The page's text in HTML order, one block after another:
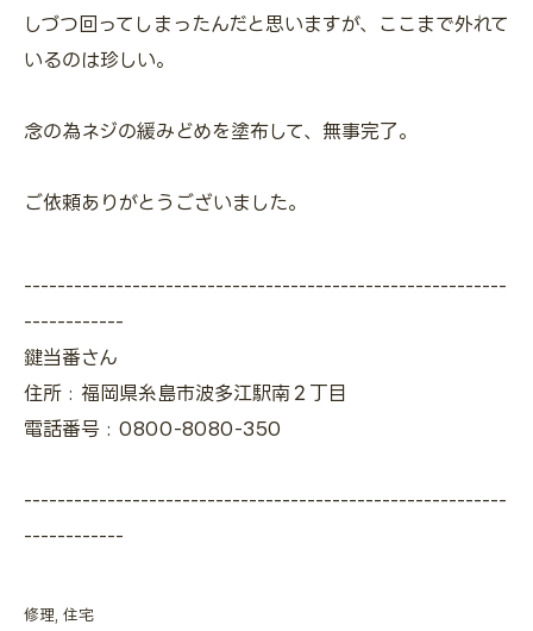
しづつ回ってしまったんだと思いますが、ここまで外れて
いるのは珍しい。
念の為ネジの緩みどめを塗布して、無事完了。
ご依頼ありがとうございました。
----------------------------------------------------------
------------
鍵当番さん
住所 : 福岡県糸島市波多江駅南２丁目
電話番号 : 0800-8080-350
----------------------------------------------------------
------------
修理 住宅